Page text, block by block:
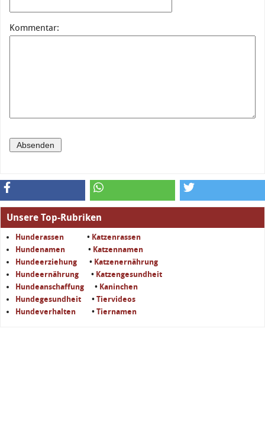
Kommentar:
Unsere Top-Rubriken
Hunderassen • Katzenrassen
Hundenamen
• Katzennamen
Hundeerziehung • Katzenernährung
Hundeernährung • Katzengesundheit
Hundeanschaffung • Kaninchen
Hundegesundheit • Tiervideos
Hundeverhalten • Tiernamen